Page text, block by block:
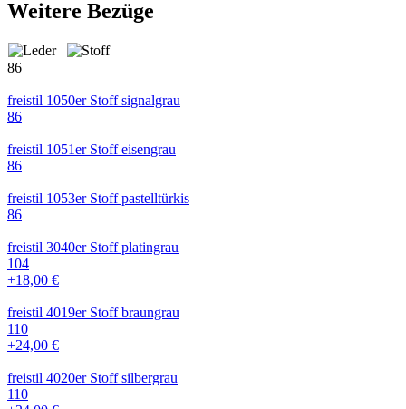
Weitere Bezüge
86
freistil 1050er Stoff signalgrau
86
freistil 1051er Stoff eisengrau
86
freistil 1053er Stoff pastelltürkis
86
freistil 3040er Stoff platingrau
104
+18,00 €
freistil 4019er Stoff braungrau
110
+24,00 €
freistil 4020er Stoff silbergrau
110